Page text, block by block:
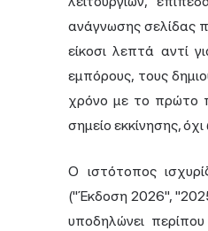
ανάγνωσης σελίδας
είκοσι λεπτά αντί
εμπόρους, τους
χρόνο με το πρώτο
σημείο εκκίνησης,
Ο ιστότοπος
("Έκδοση 2026",
υποδηλώνει περίπου